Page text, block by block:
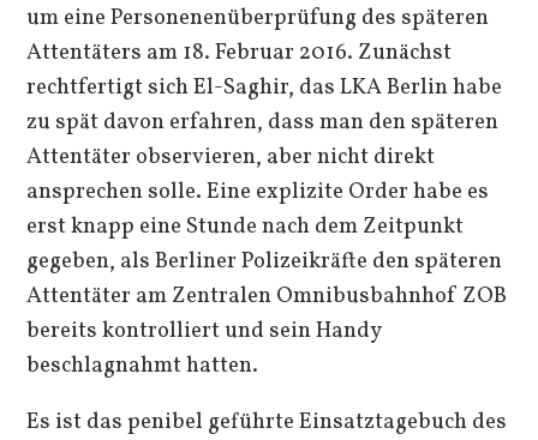
um eine Personenenüberprüfung des späteren
Attentäters am 18. Februar 2016. Zunächst
rechtfertigt sich El-Saghir, das LKA Berlin habe
zu spät davon erfahren, dass man den späteren
Attentäter observieren, aber nicht direkt
ansprechen solle. Eine explizite Order habe es
erst knapp eine Stunde nach dem Zeitpunkt
gegeben, als Berliner Polizeikräfte den späteren
Attentäter am Zentralen Omnibusbahnhof ZOB
bereits kontrolliert und sein Handy
beschlagnahmt hatten.
Es ist das penibel geführte Einsatztagebuch des